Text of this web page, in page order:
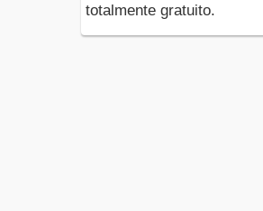
totalmente gratuito.